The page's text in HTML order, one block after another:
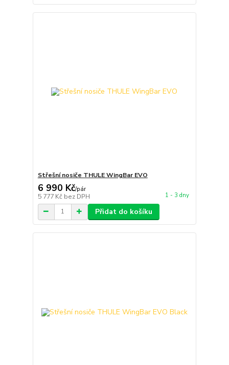
Střešní nosiče THULE WingBar EVO
6 990 Kč/pár
5 777 Kč bez DPH 1 - 3 dny
Přidat do košíku